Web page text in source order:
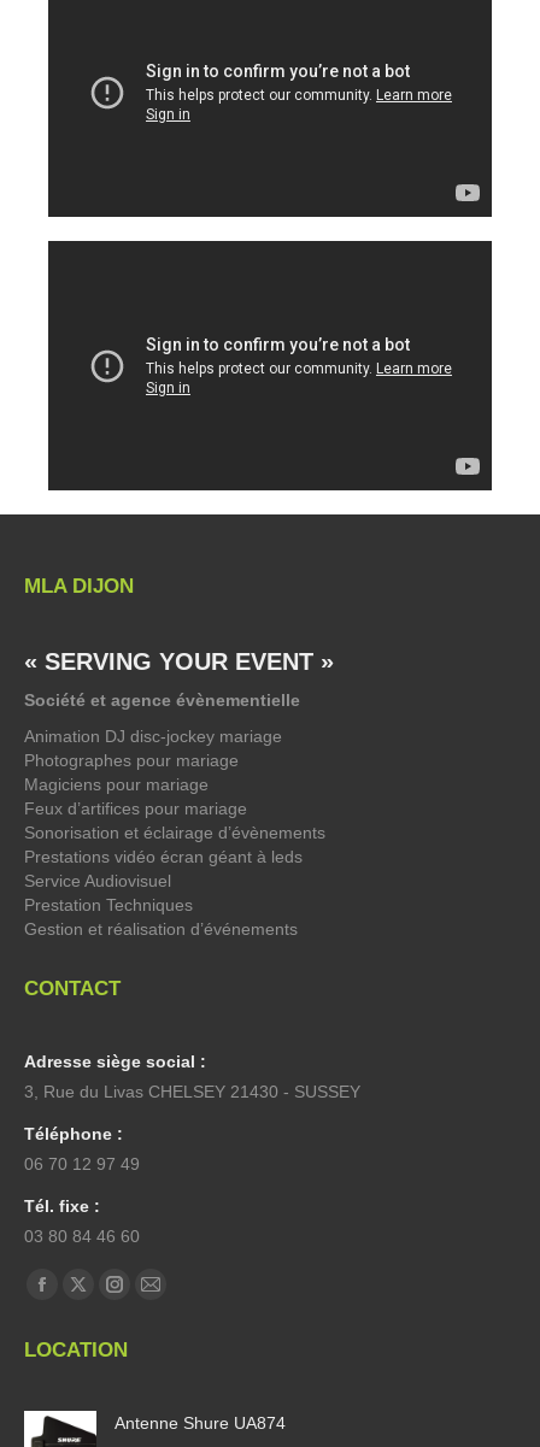
MLA DIJON
« SERVING YOUR EVENT »
Société et agence évènementielle
Animation DJ disc-jockey mariage
Photographes pour mariage
Magiciens pour mariage
Feux d’artifices pour mariage
Sonorisation et éclairage d’évènements
Prestations vidéo écran géant à leds
Service Audiovisuel
Prestation Techniques
Gestion et réalisation d’événements
CONTACT
Adresse siège social :
3, Rue du Livas CHELSEY 21430 - SUSSEY
Téléphone :
06 70 12 97 49
Tél. fixe :
03 80 84 46 60
Trouvez nous sur :
Facebook
dans
X
dans
La
Instagram
danss'ouvre
LOCATION
Antenne Shure UA874